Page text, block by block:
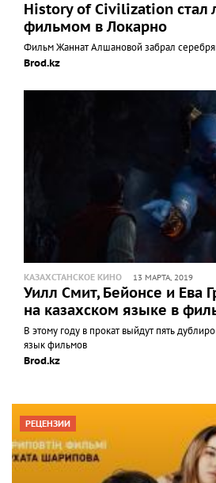
History of Civilization стал
фильмом в Локарно
Фильм Жаннат Алшановой забрал
Brod.kz
КАЗАХСТАНСКОЕ КИНО 13 МАРТА, 2019
Уилл Смит, Бейонсе и Ева
на казахском языке в
В этому году в прокат выйдут пять
язык фильмов
Brod.kz
РЕЦЕНЗИИ